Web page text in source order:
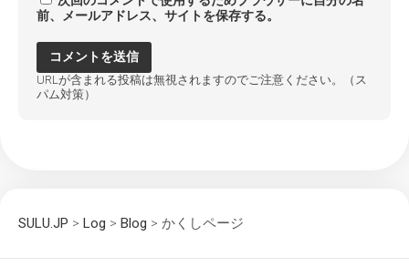
前、メールアドレス、サイトを保存する。
URLが含まれる投稿は無視されますのでご注意ください。（ス
パム対策）
SULU.JP > Log > Blog > かくしページ